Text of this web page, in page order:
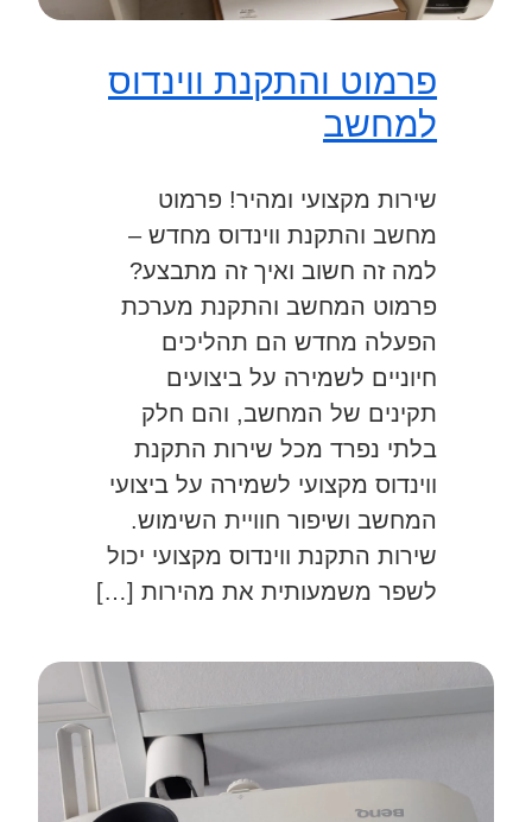
פרמוט והתקנת ווינדוס
למחשב
שירות מקצועי ומהיר! פרמוט
מחשב והתקנת ווינדוס מחדש –
למה זה חשוב ואיך זה מתבצע?
פרמוט המחשב והתקנת מערכת
הפעלה מחדש הם תהליכים
חיוניים לשמירה על ביצועים
תקינים של המחשב, והם חלק
בלתי נפרד מכל שירות התקנת
ווינדוס מקצועי לשמירה על ביצועי
המחשב ושיפור חוויית השימוש.
שירות התקנת ווינדוס מקצועי יכול
לשפר משמעותית את מהירות […]